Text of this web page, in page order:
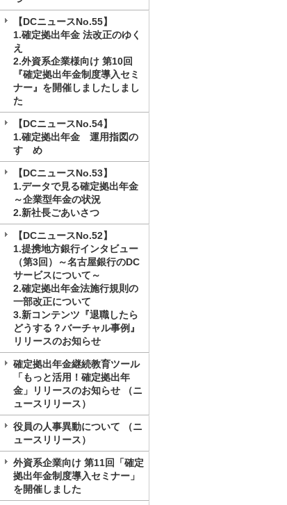
【DCニュースNo.55】
1.確定拠出年金 法改正のゆく
え
2.外資系企業様向け 第10回
『確定拠出年金制度導入セミ
ナー』を開催しましたしまし
た
【DCニュースNo.54】
1.確定拠出年金 運用指図の
すゝめ
【DCニュースNo.53】
1.データで見る確定拠出年金
～企業型年金の状況
2.新社長ごあいさつ
【DCニュースNo.52】
1.提携地方銀行インタビュー
（第3回）～名古屋銀行のDC
サービスについて～
2.確定拠出年金法施行規則の
一部改正について
3.新コンテンツ『退職したら
どうする？バーチャル事例』
リリースのお知らせ
確定拠出年金継続教育ツール
「もっと活用！確定拠出年
金」リリースのお知らせ （ニ
ュースリリース）
役員の人事異動について （ニ
ュースリリース）
外資系企業向け 第11回「確定
拠出年金制度導入セミナー」
を開催しました